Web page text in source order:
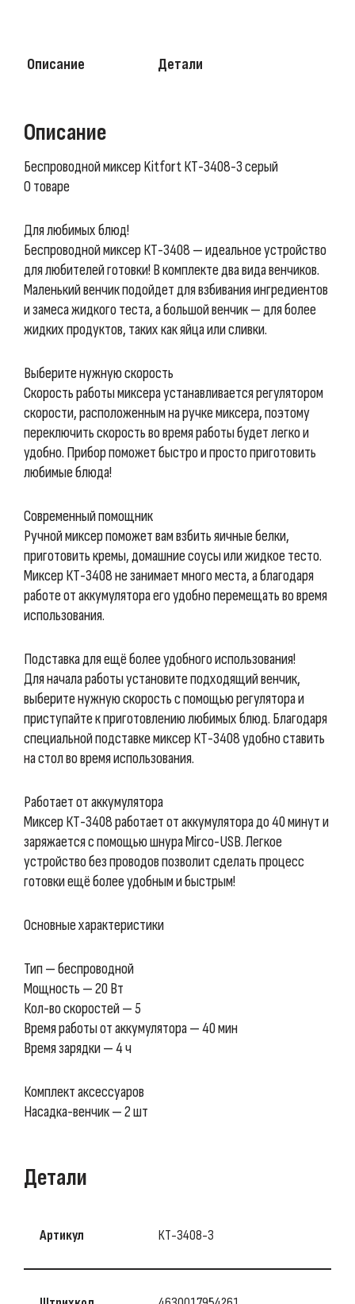
Описание Детали
Описание
Беспроводной миксер Kitfort КТ-3408-3 серый
О товаре
Для любимых блюд!
Беспроводной миксер КТ-3408 — идеальное устройство
для любителей готовки! В комплекте два вида венчиков.
Маленький венчик подойдет для взбивания ингредиентов
и замеса жидкого теста, а большой венчик — для более
жидких продуктов, таких как яйца или сливки.
Выберите нужную скорость
Скорость работы миксера устанавливается регулятором
скорости, расположенным на ручке миксера, поэтому
переключить скорость во время работы будет легко и
удобно. Прибор поможет быстро и просто приготовить
любимые блюда!
Современный помощник
Ручной миксер поможет вам взбить яичные белки,
приготовить кремы, домашние соусы или жидкое тесто.
Миксер КТ-3408 не занимает много места, а благодаря
работе от аккумулятора его удобно перемещать во время
использования.
Подставка для ещё более удобного использования!
Для начала работы установите подходящий венчик,
выберите нужную скорость с помощью регулятора и
приступайте к приготовлению любимых блюд. Благодаря
специальной подставке миксер КТ-3408 удобно ставить
на стол во время использования.
Работает от аккумулятора
Миксер КТ-3408 работает от аккумулятора до 40 минут и
заряжается с помощью шнура Mirco-USB. Легкое
устройство без проводов позволит сделать процесс
готовки ещё более удобным и быстрым!
Основные характеристики
Тип — беспроводной
Мощность — 20 Вт
Кол-во скоростей — 5
Время работы от аккумулятора — 40 мин
Время зарядки — 4 ч
Комплект аксессуаров
Насадка-венчик — 2 шт
Детали
Артикул КТ-3408-3